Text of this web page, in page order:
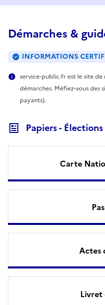
Démarches &
INFORMATIONS
service-public.fr est le site
démarches. Méfiez-vous des
payants).
Papiers - Élections
Carte
Actes
Livret